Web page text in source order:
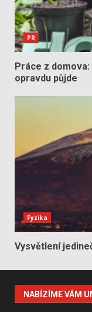
PR
Práce z
opravdu půjde
Fyzika
Vysvětlení
NABÍZÍME VÁM